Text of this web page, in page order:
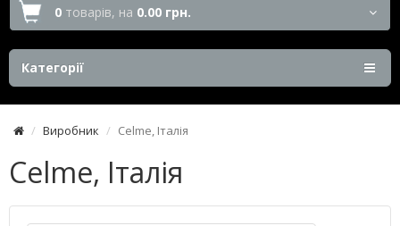
0 товарів, на 0.00 грн.
Категорії
Виробник Celme, Італія
Celme, Італія